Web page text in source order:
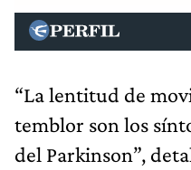
“La lentitud de
temblor son los
del Parkinson”,